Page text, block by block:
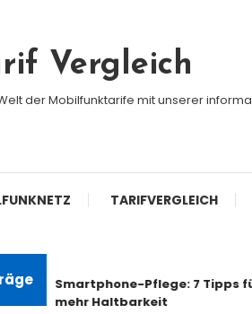
Vergleich
der Mobilfunktarife mit unserer
TARIFVERGLEICH
Smartphone-Pflege: 7 Tipps für
mehr Haltbarkeit